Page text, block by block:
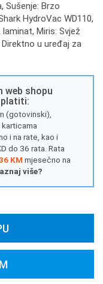
Sušenje: Brzo
HydroVac WD110,
laminat, Miris: Svjež
u uređaj za
web shopu
(gotovinski),
karticama
i na rate, kao i
do 36 rata. Rata
KM mjesečno na
više?